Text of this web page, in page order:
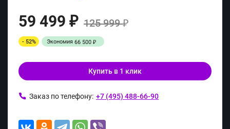
59 499 ₽ 125 999₽
- 52% Экономия 66 500 ₽
Купить в 1 клик
Заказ по телефону: +7 (495) 488-66-90